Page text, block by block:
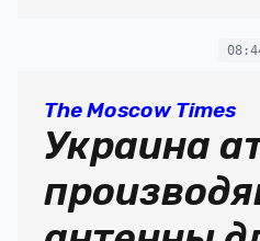
The Moscow Times
Украина